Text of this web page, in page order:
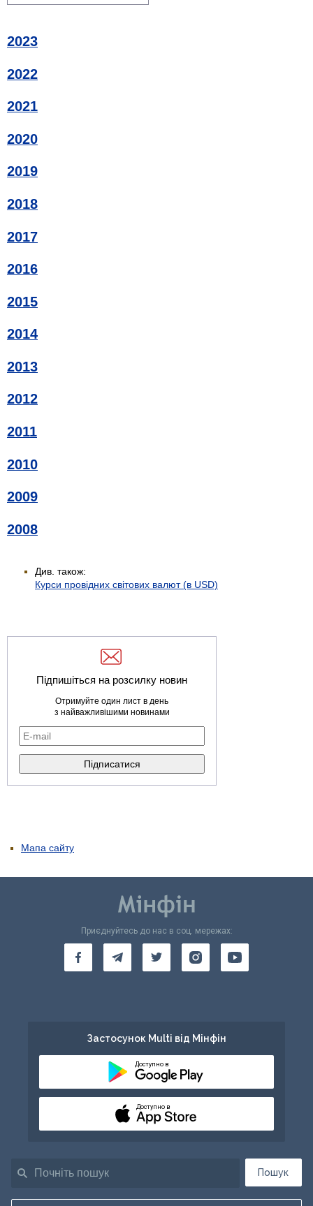
2023
2022
2021
2020
2019
2018
2017
2016
2015
2014
2013
2012
2011
2010
2009
2008
Див. також:
Курси провідних світових валют (в USD)
Підпишіться на розсилку новин
Отримуйте один лист в день
з найважливішими новинами
Мапа сайту
Пошук
Приєднуйтесь до нас в соц. мережах:
Застосунок Multi від Мінфін
Доступно в
Доступно в